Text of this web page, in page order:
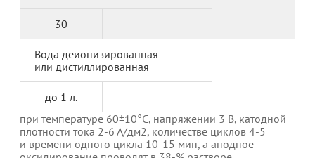
30
Вода деионизированная
или дистиллированная
до 1 л.
при температуре 60±10°С, напряжении 3 В, катодной
плотности тока 2-6 А/дм2, количестве циклов 4-5
и времени одного цикла 10-15 мин, а анодное